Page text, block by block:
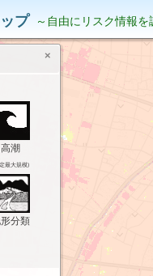
プ ～自由にリスク情報を
×
高潮
最大規模)
分類